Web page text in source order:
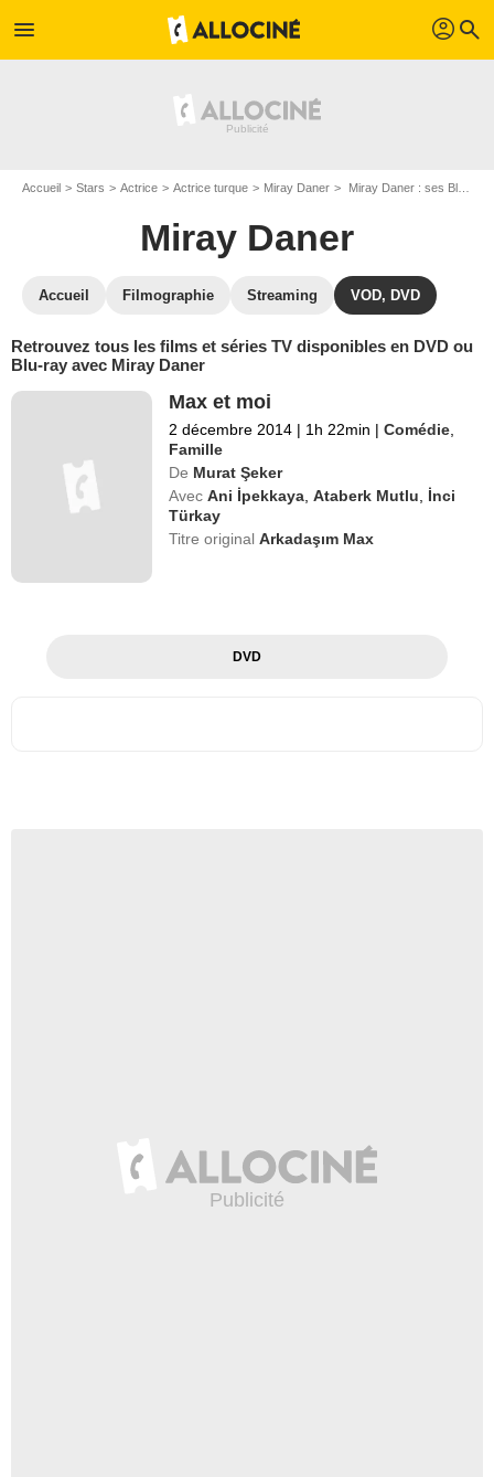
menu profil search
Accueil Stars Actrice Actrice turque Miray Daner Miray Daner : ses Blu-Ray, DVD, VOD, SVOD
Miray Daner
Accueil Filmographie Streaming VOD, DVD
Retrouvez tous les films et séries TV disponibles en DVD ou
Blu-ray avec Miray Daner
Max et moi
2 décembre 2014 | 1h 22min | Comédie
Famille
De Murat Şeker
Avec Ani İpekkaya ,Ataberk Mutlu
İnci
Türkay
Titre originalArkadaşım Max
DVD